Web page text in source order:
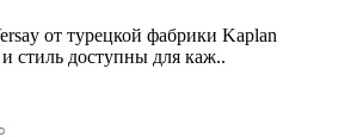
от турецкой фабрики Kaplan
стиль доступны для каж..